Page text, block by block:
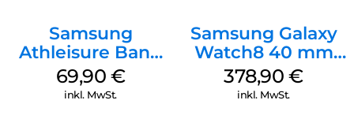
Samsung
Athleisure Band
(M/L) Galaxy
Watch8/Watch8
69,90 €
inkl. MwSt.
Samsung Galaxy
Watch8 40 mm
Graphite
378,90€
inkl. MwSt.